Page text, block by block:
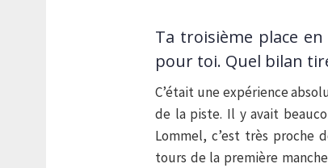
Ta troisième place
pour toi. Quel bilan
C’était une expérience
de la piste. Il y avait
Lommel, c’est très proche
tours de la première